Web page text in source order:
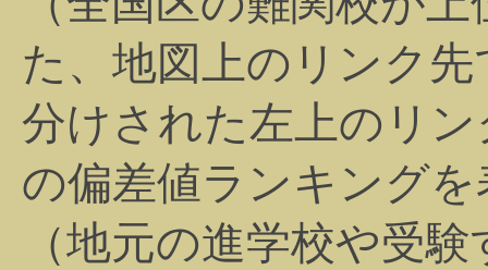
た、地図上のリンク
分けされた左上のリ
の偏差値ランキング
（地元の進学校や受